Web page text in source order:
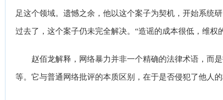
足这个领域。遗憾之余，他以这个案子为契机，开始系统
过去了，这个案子仍未完全解决。“造谣的成本很低，维权
赵佰龙解释，网络暴力并非一个精确的法律术语，而
等。它与普通网络批评的本质区别，在于是否侵犯了他人